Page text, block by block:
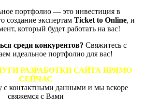
портфолио — это инвестиция в
создание экспертам Ticket to Online, и
который будет работать на вас!
среди конкурентов? Свяжитесь с
идеальное портфолио для вас!
РАЗРАБОТКИ САЙТА ПРЯМО
СЕЙЧАС
с контактными данными и мы вскоре
свяжемся с Вами